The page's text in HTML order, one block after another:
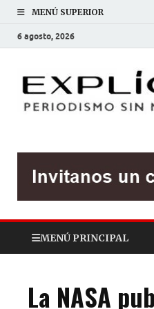
MENÚ SUPERIOR
6 agosto, 2026
MENÚ PRINCIPAL
La NASA